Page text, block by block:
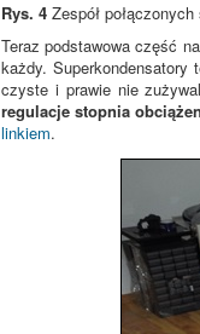
Rys. 4 Zespół
Teraz podstawowa część
każdy. Superkondensatory
czyste i prawie nie
regulacje stopnia
linkiem.